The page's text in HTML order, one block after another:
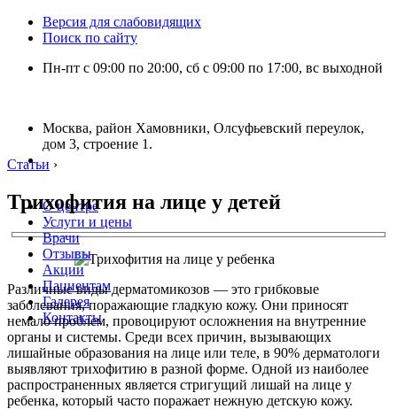
Версия для слабовидящих
Поиск по сайту
Пн-пт с 09:00 по 20:00, сб с 09:00 по 17:00, вс выходной
Москва, район Хамовники, Олсуфьевский переулок,
дом 3, строение 1.
О центре
Услуги и цены
Врачи
Отзывы
Акции
Пациентам
Галерея
Контакты
Статьи ›
Трихофития на лице у детей
Различные виды дерматомикозов — это грибковые
заболевания, поражающие гладкую кожу. Они приносят
немало проблем, провоцируют осложнения на внутренние
органы и системы. Среди всех причин, вызывающих
лишайные образования на лице или теле, в 90% дерматологи
выявляют трихофитию в разной форме. Одной из наиболее
распространенных является стригущий лишай на лице у
ребенка, который часто поражает нежную детскую кожу.